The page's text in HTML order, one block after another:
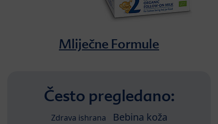
Mliječne Formule
Često pregledano:
Zdrava ishrana Bebina koža